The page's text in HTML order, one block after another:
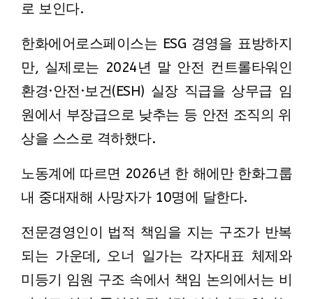
로 보인다.
한화에어로스페이스는 ESG 경영을 표방하지
만, 실제로는 2024년 말 안전 컨트롤타워인
환경·안전·보건(ESH) 실장 직급을 상무급 임
원에서 부장급으로 낮추는 등 안전 조직의 위
상을 스스로 격하했다.
노동계에 따르면 2026년 한 해에만 한화그룹
내 중대재해 사망자가 10명에 달한다.
전문경영인이 법적 책임을 지는 구조가 반복
되는 가운데, 오너 일가는 각자대표 체제와
미등기 임원 구조 속에서 책임 논의에서는 비